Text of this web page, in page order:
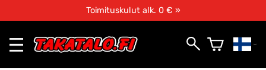
Toimituskulut alk. 0 € »